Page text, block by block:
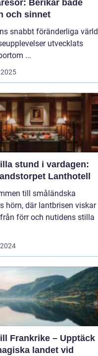
Berikar både
och sinnet
snabbt föränderliga värld
utvecklats
...
stund i vardagen:
Lanthotell
till småländska
hörn, där lantbrisen viskar
förr och nutidens stilla
Frankrike – Upptäck
landet vid